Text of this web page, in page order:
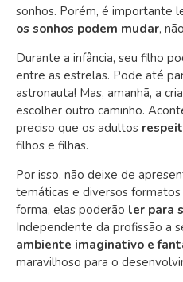
sonhos. Porém, é importante
os sonhos podem mudar,
Durante a infância, seu filho
entre as estrelas. Pode até
astronauta! Mas, amanhã, a
escolher outro caminho.
preciso que os adultos
filhos e filhas.
Por isso, não deixe de
temáticas e diversos formatos
forma, elas poderão ler para
Independente da profissão a
ambiente imaginativo e
maravilhoso para o